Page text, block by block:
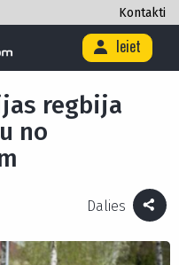
Kontakti
Ieiet
izlase atsauc dalību no
regbija
no
Dalies